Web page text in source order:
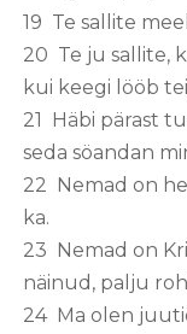
19 Te sallite
20 Te ju sallite,
kui keegi lööb
21 Häbi pärast
seda söandan
22 Nemad on
ka.
23 Nemad on
näinud, palju
24 Ma olen